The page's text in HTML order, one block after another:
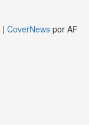
| CoverNews por AF